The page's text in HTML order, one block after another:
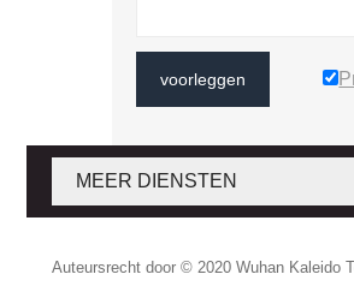
voorleggen
MEER DIENSTEN
Auteursrecht door © 2020 Wuhan Kaleido